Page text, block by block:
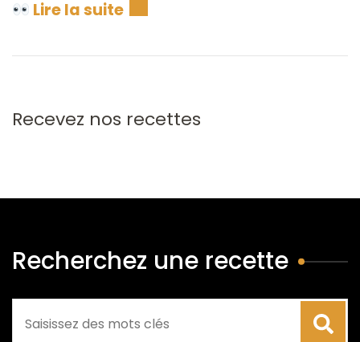
Lire la suite
Recevez nos recettes
Recherchez une recette